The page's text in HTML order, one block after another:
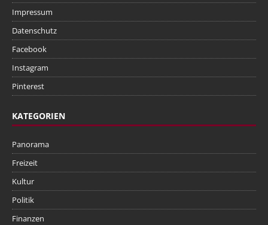
Impressum
Datenschutz
Facebook
Instagram
Pinterest
KATEGORIEN
Panorama
Freizeit
Kultur
Politik
Finanzen